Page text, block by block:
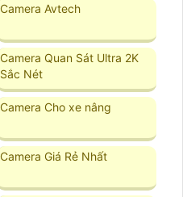
Camera Avtech
Camera Quan Sát Ultra 2K
Sắc Nét
Camera Cho xe nâng
Camera Giá Rẻ Nhất